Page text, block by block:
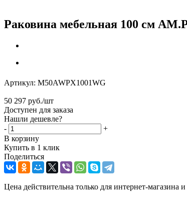
Раковина мебельная 100 см
Артикул: M50AWPX1001WG
50 297 руб./шт
Доступен для заказа
Нашли дешевле?
-
+
В корзину
Купить в 1 клик
Поделиться
Цена действительна только для интернет-магазина